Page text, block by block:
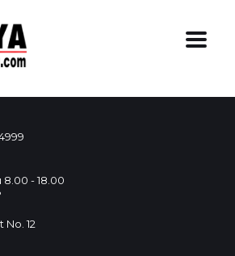
8.00 - 18.00
No. 12